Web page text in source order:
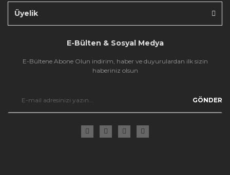
Üyelik
E-Bülten & Sosyal Medya
E-Bültene Abone Olun indirim, haber ve duyurulardan ilk sizin
haberiniz olsun
GÖNDER